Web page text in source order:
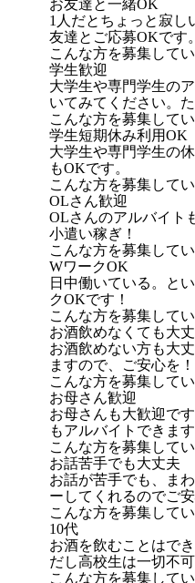
お友達と一緒OK
1人だとちょっと寂し
友達とご応募OKです。
こんな方を募集して
学生歓迎
大学生や専門学生の
いてみてください。
こんな方を募集して
学生短期休み利用OK
大学生や専門学生の
もOKです。
こんな方を募集して
OLさん歓迎
OLさんのアルバイト
小遣い稼ぎ！
こんな方を募集して
WワークOK
日中働いている。と
クOKです！
こんな方を募集して
お酒飲めなくても大
お酒飲めない方も大
ますので、ご安心を！
こんな方を募集して
お母さん歓迎
お母さんも大歓迎で
もアルバイトできます
こんな方を募集して
お話苦手でも大丈夫
お話が苦手でも、ま
ーしてくれるのでご安
こんな方を募集して
10代
お酒を飲むことはで
だし高校生は一切不可
こんな方を募集して